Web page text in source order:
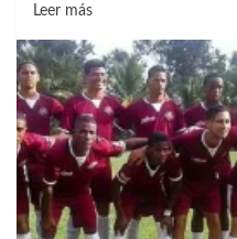
Leer másLeer
sobre
Doblete
de
Waldy
Pérez
selló
el
pase